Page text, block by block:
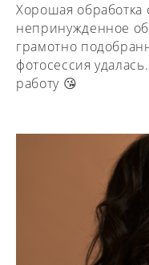
Хорошая обработка
непринужденное
грамотно
фотосессия
работу 😘